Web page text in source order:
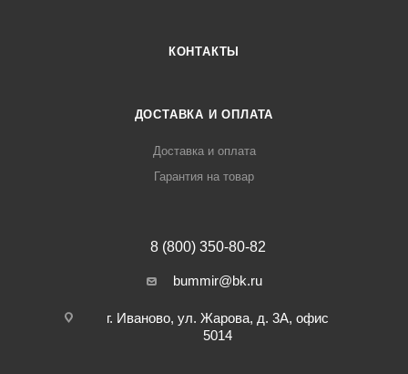
КОНТАКТЫ
ДОСТАВКА И ОПЛАТА
Доставка и оплата
Гарантия на товар
8 (800) 350-80-82
bummir@bk.ru
г. Иваново, ул. Жарова, д. 3А, офис
5014